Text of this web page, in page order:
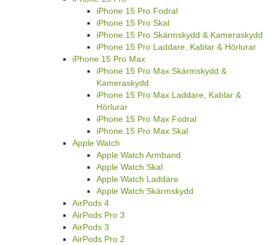
iPhone 15 Pro Fodral
iPhone 15 Pro Skal
iPhone 15 Pro Skärmskydd & Kameraskydd
iPhone 15 Pro Laddare, Kablar & Hörlurar
iPhone 15 Pro Max
iPhone 15 Pro Max Skärmskydd &
Kameraskydd
iPhone 15 Pro Max Laddare, Kablar &
Hörlurar
iPhone 15 Pro Max Fodral
iPhone 15 Pro Max Skal
Apple Watch
Apple Watch Armband
Apple Watch Skal
Apple Watch Laddare
Apple Watch Skärmskydd
AirPods 4
AirPods Pro 3
AirPods 3
AirPods Pro 2